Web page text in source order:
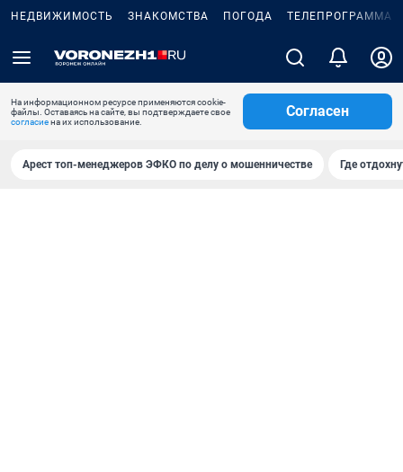
НЕДВИЖИМОСТЬ ЗНАКОМСТВА ПОГОДА ТЕЛЕПРОГРАММА
На информационном ресурсе применяются cookie-
файлы. Оставаясь на сайте, вы подтверждаете свое
согласиена их использование.
Согласен
Арест топ-менеджеров ЭФКО по делу о мошенничестве Где